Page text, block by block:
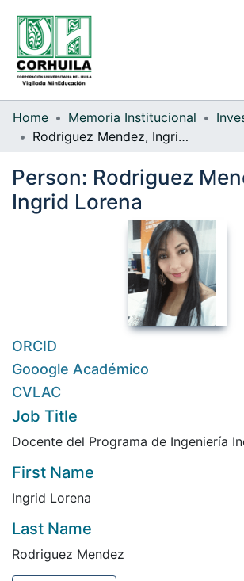
Institutional guidelines
Communities & Collections
All of the repository
Statistics
Home Memoria Institucional
Rodriguez Mendez, Ingrid Lorena
Person: Rodriguez
Ingrid Lorena
ORCID
Gooogle Académico
CVLAC
Job Title
Docente del Programa de Ingeniería
First Name
Ingrid Lorena
Last Name
Rodriguez Mendez